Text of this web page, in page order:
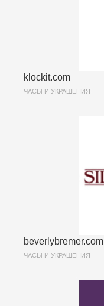
klockit.com
ЧАСЫ И УКРАШЕНИЯ
beverlybremer.com
ЧАСЫ И УКРАШЕНИЯ